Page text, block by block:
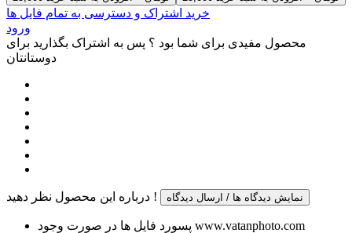
خرید اشتراک و دسترسی به تمام فایل ها
ورود
محصول مفیدی برای شما بود ؟ پس به اشتراک بگذارید برای
دوستانتان
درباره این محصول نظر دهید ! نمایش دیدگاه ها / ارسال دیدگاه
پسورد فایل ها در صورت وجود www.vatanphoto.com